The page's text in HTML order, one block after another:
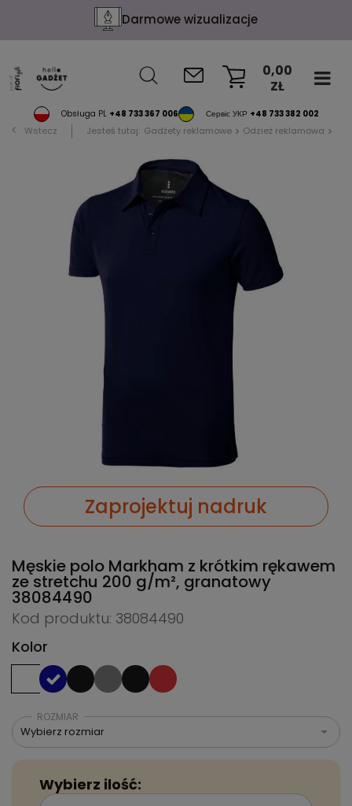
Darmowe wizualizacje
Obsługa PL +48 733 367 006 Сервіс УКР +48 733 382 002
0,00
ZŁ
Wstecz Jesteś tutaj: Gadżety reklamowe Odzież reklamowa
Zaprojektuj nadruk
Męskie polo Markham z krótkim rękawem
ze stretchu 200 g/m², granatowy
38084490
Kod produktu: 38084490
Kolor
ROZMIAR
Wybierz rozmiar
Wybierz ilość: